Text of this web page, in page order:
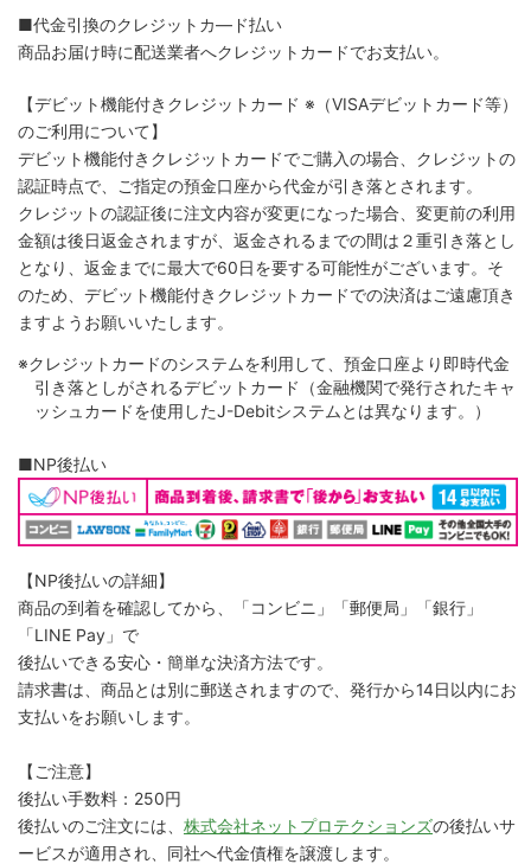
■代金引換のクレジットカ―ド払い
商品お届け時に配送業者へクレジットカードでお支払い。
【デビット機能付きクレジットカード ※（VISAデビットカード等）
のご利用について】
デビット機能付きクレジットカードでご購入の場合、クレジットの
認証時点で、ご指定の預金口座から代金が引き落とされます。
クレジットの認証後に注文内容が変更になった場合、変更前の利用
金額は後日返金されますが、返金されるまでの間は２重引き落とし
となり、返金までに最大で60日を要する可能性がございます。そ
のため、デビット機能付きクレジットカードでの決済はご遠慮頂き
ますようお願いいたします。
※クレジットカードのシステムを利用して、預金口座より即時代金
引き落としがされるデビットカード（金融機関で発行されたキャ
ッシュカードを使用したJ-Debitシステムとは異なります。）
■NP後払い
【NP後払いの詳細】
商品の到着を確認してから、「コンビニ」「郵便局」「銀行」
「LINE Pay」で
後払いできる安心・簡単な決済方法です。
請求書は、商品とは別に郵送されますので、発行から14日以内にお
支払いをお願いします。
【ご注意】
後払い手数料：250円
後払いのご注文には、 株式会社ネットプロテクションズの後払いサ
ービスが適用され、同社へ代金債権を譲渡します。